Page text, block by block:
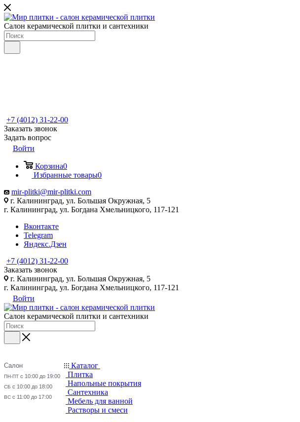
Салон керамической плитки и сантехники
+7 (4012) 31-22-00
Заказать звонок
Задать вопрос
Войти
Корзина0
Избранные товары0
mir-plitki@mir-plitki.com
г. Калининград, ул. Большая Окружная, 5
г. Калининград, ул. Богдана Хмельницкого, 117-121
Вконтакте
Telegram
Яндекс.Дзен
+7 (4012) 31-22-00
Заказать звонок
г. Калининград, ул. Большая Окружная, 5
г. Калининград, ул. Богдана Хмельницкого, 117-121
Войти
Салон керамической плитки и сантехники
Салон
ПН-ПТ с 10:00 до 19:00
СБ с 10:00 до 18:00
ВС с 11:00 до 17:00
Каталог
Плитка
Напольные покрытия
Сантехника
Мебель для ванной
Растворы и смеси